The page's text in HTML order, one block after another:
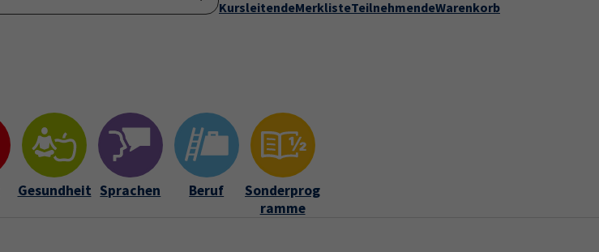
Anmeldung Über uns Aktuelles(current)
Kontakt Stadt Speyer zur DVV-Webseite
KursleitendeMerklisteTeilnehmendeWarenkorb
Gesundheit Sprachen Beruf
Sonderprog
ramme